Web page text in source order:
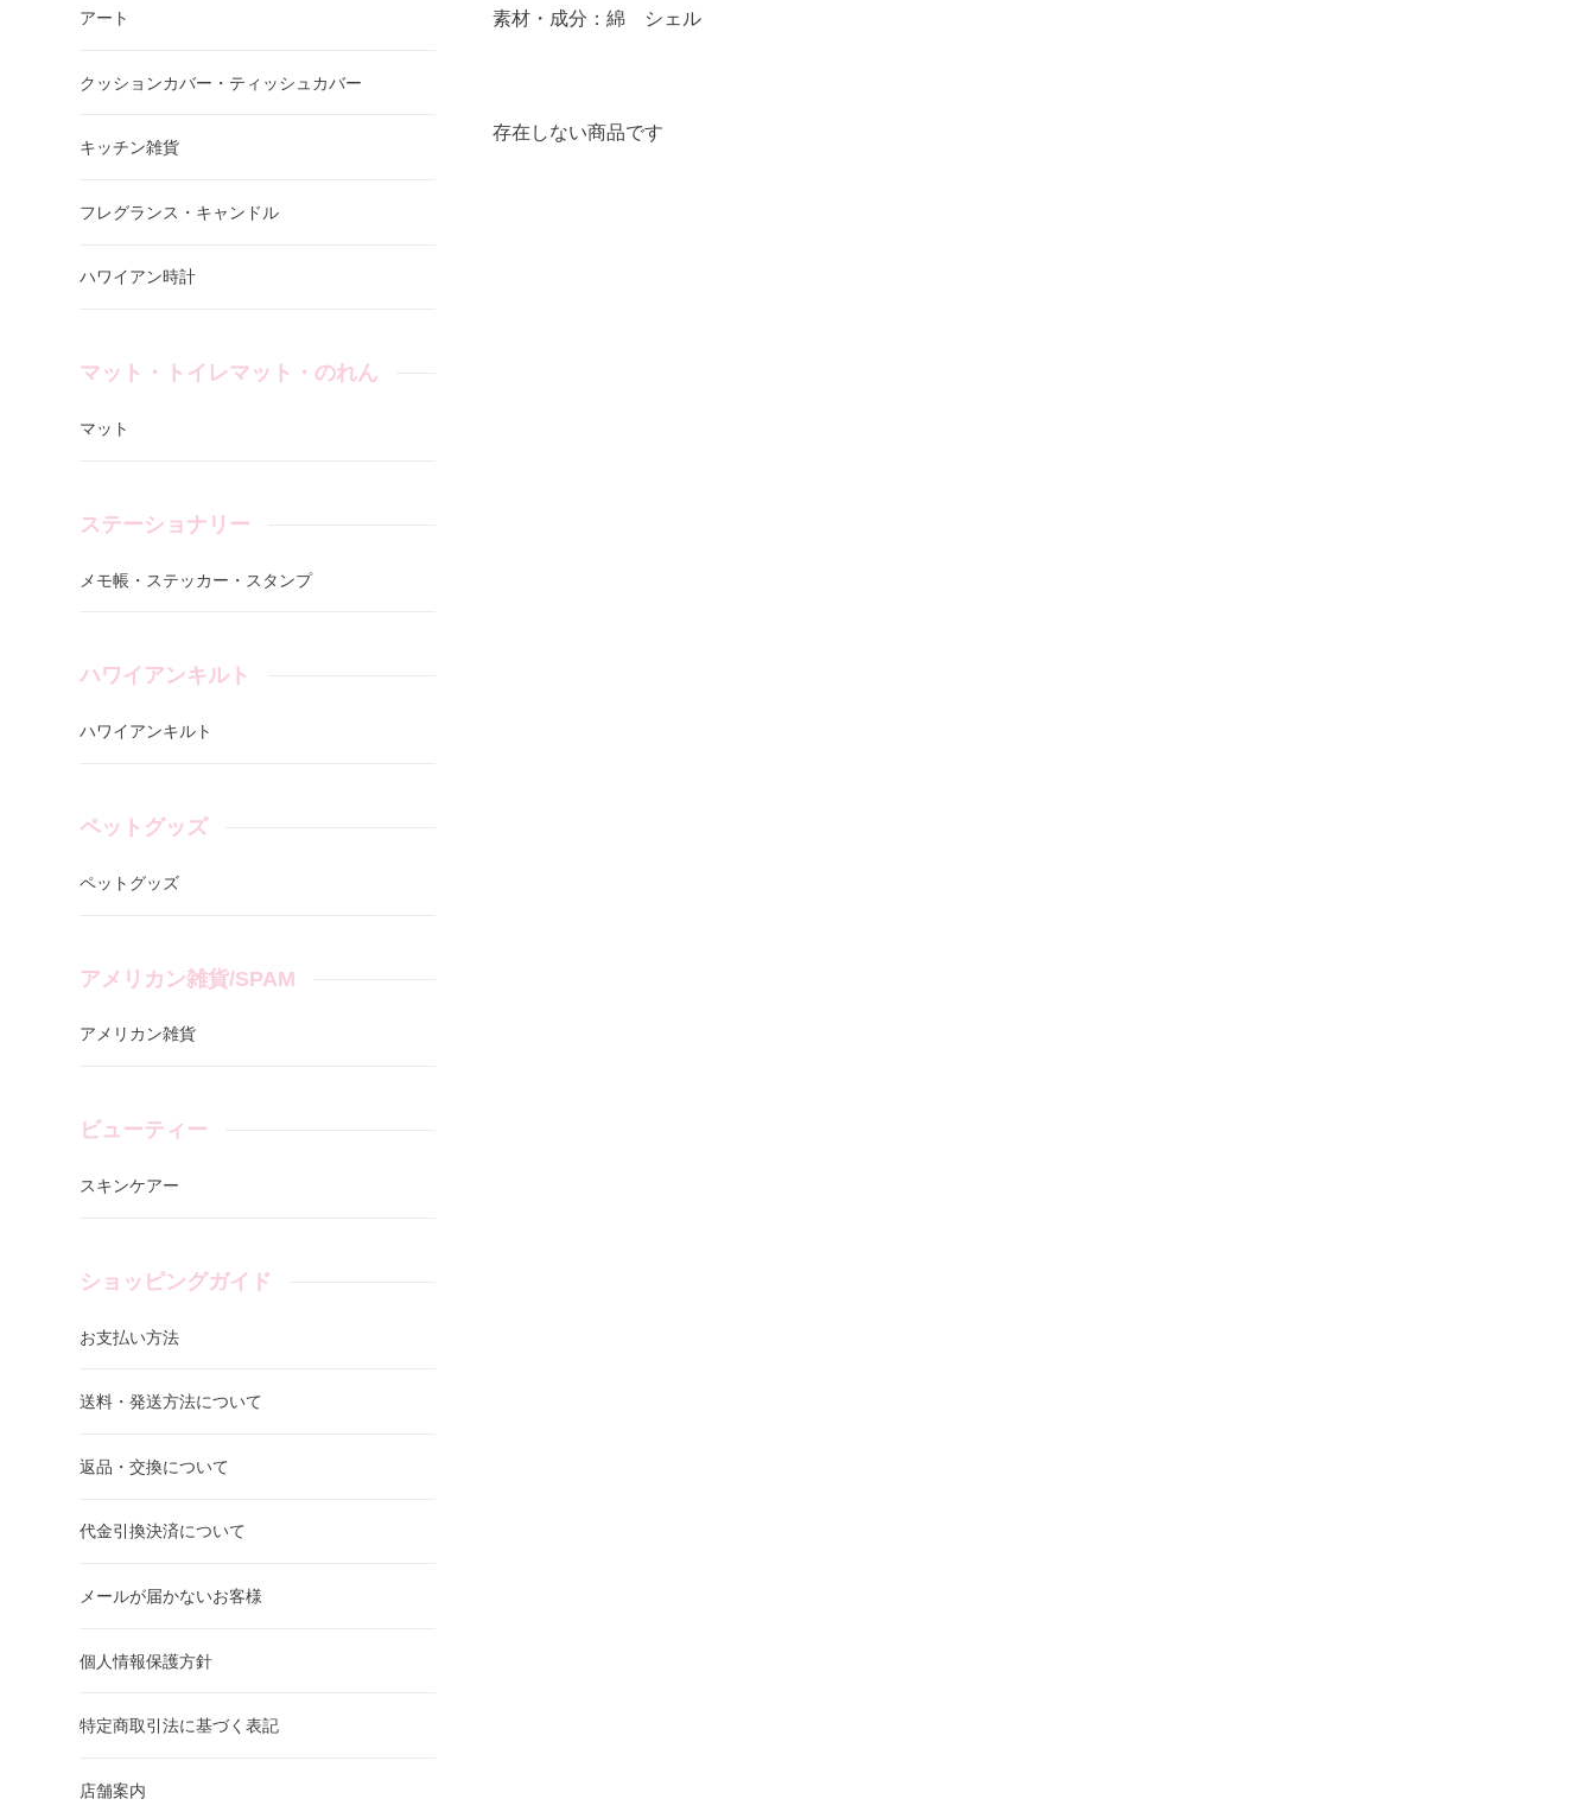
素材・成分：綿 シェル
存在しない商品です
アート
クッションカバー・ティッシュカバー
キッチン雑貨
フレグランス・キャンドル
ハワイアン時計
マット・トイレマット・のれん
マット
ステーショナリー
メモ帳・ステッカー・スタンプ
ハワイアンキルト
ハワイアンキルト
ペットグッズ
ペットグッズ
アメリカン雑貨/SPAM
アメリカン雑貨
ビューティー
スキンケアー
ショッピングガイド
お支払い方法
送料・発送方法について
返品・交換について
代金引換決済について
メールが届かないお客様
個人情報保護方針
特定商取引法に基づく表記
店舗案内